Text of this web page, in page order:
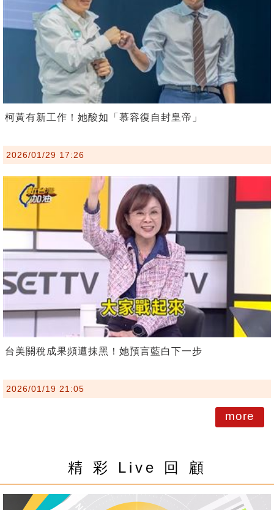
柯黃有新工作！她酸如「慕容復自封皇帝」
2026/01/29 17:26
台美關稅成果頻遭抹黑！她預言藍白下一步
2026/01/19 21:05
more
精 彩 Live 回 顧